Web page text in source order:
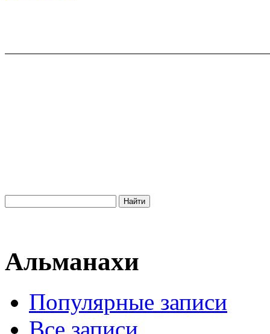
Альманахи
Популярные записи